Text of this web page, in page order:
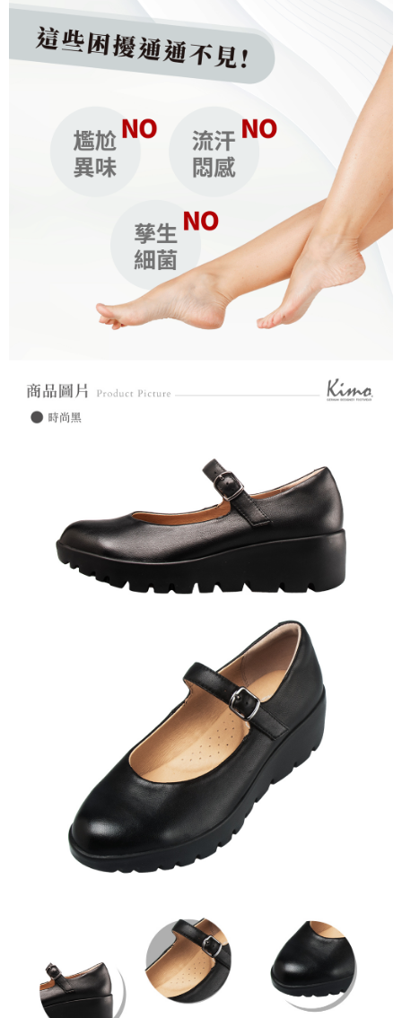
ATM／網路銀行／等多元方式進行付款，方視為交易完成。
※ 請注意：結帳手續完成當下不需立刻繳費，但若您需要取消訂單，請聯絡
購買商品的店家。未經商家同意取消之訂單仍視為有效，需透過AFTEE先享
後付繳納相關費用。
※ 交易是否成功請以「AFTEE先享後付 」之結帳頁面顯示為準，若有關於
是否繳費成功／繳費後需取消欲退款等相關疑問，請聯繫「AFTEE先享後付
【注意事項】
１．透過由恩沛科技股份有限公司提供之「AFTEE先享後付」服務完成之交
易，需依本服務之必要範圍內提供個人資料，並將交易相關給付款項請求債
３．未成年的使用者請事先徵得法定代理人或監護人之同意方可使用
「AFTEE先享後付」，若未經同意申辦者引起之損失，本公司不負相關責
４．使用「AFTEE先享後付」時，將依據個別帳號之用戶狀況，依本公司即
時審查核予不同之上限額度；若仍有額度不足之情形，本公司將視審查結果
請求用戶進行身份認證。
５．嚴禁一人註冊多個帳號或使用他人資訊註冊。若發現惡意使用之情形，
每筆NT$60，滿NT$1,000(含以上)免運費
宅配
每筆NT$90，滿NT$1,000(含以上)免運費
每筆NT$60，滿NT$1,000(含以上)免運費
國家/地區配送 查看運費